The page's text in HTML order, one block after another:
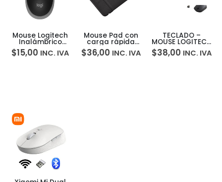
Mouse Logitech
Inalámbrico
M190 USB
Ambidiestro
$15,00 INC. IVA
Mouse Pad con
carga rápida
inalámbrica 15W
para Celular
$36,00 INC. IVA
TECLADO –
MOUSE LOGITECH
MK235 WIRELESS
USB BLACK
$38,00 INC. IVA